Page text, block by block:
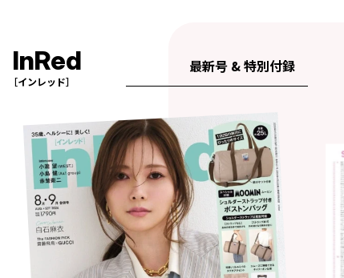
InRed
［インレッド］
最新号 & 特別付録